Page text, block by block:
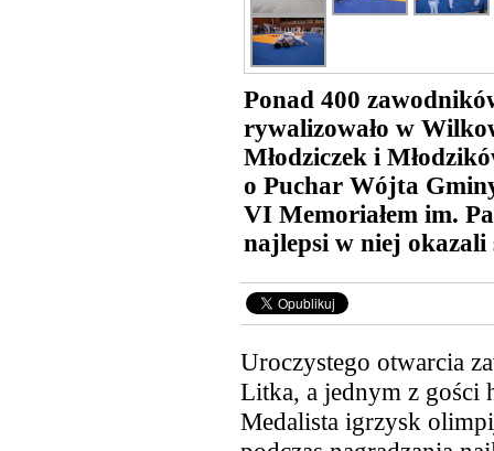
Ponad 400
rywalizowało w
Młodziczek i
o Puchar Wójta
VI Memoriałem im.
najlepsi w niej
Uroczystego otwarcia
Litka, a jednym z gości
Medalista igrzysk